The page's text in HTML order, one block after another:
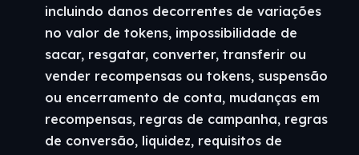
incluindo danos decorrentes de variações
no valor de tokens, impossibilidade de
sacar, resgatar, converter, transferir ou
vender recompensas ou tokens, suspensão
ou encerramento de conta, mudanças em
recompensas, regras de campanha, regras
de conversão, liquidez, requisitos de